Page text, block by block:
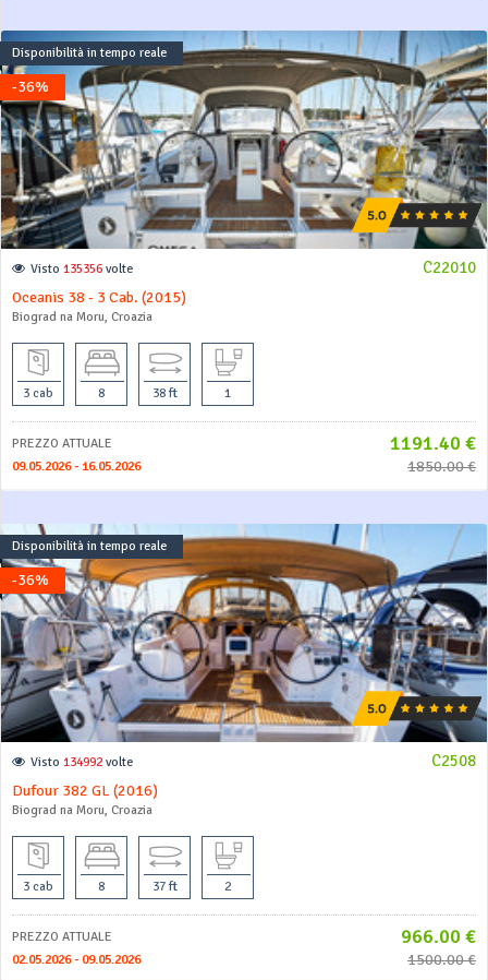
-36%
Disponibilità in tempo reale
C22010
Visto 135356 volte
Oceanis 38 - 3 Cab. (2015)
Biograd na Moru, Croazia
3 cab 8 38 ft 1
PREZZO ATTUALE 1191.40 €
09.05.2026 - 16.05.2026 1850.00 €
-36%
Disponibilità in tempo reale
C2508
Visto 134992 volte
Dufour 382 GL (2016)
Biograd na Moru, Croazia
3 cab 8 37 ft 2
PREZZO ATTUALE 966.00 €
02.05.2026 - 09.05.2026 1500.00 €